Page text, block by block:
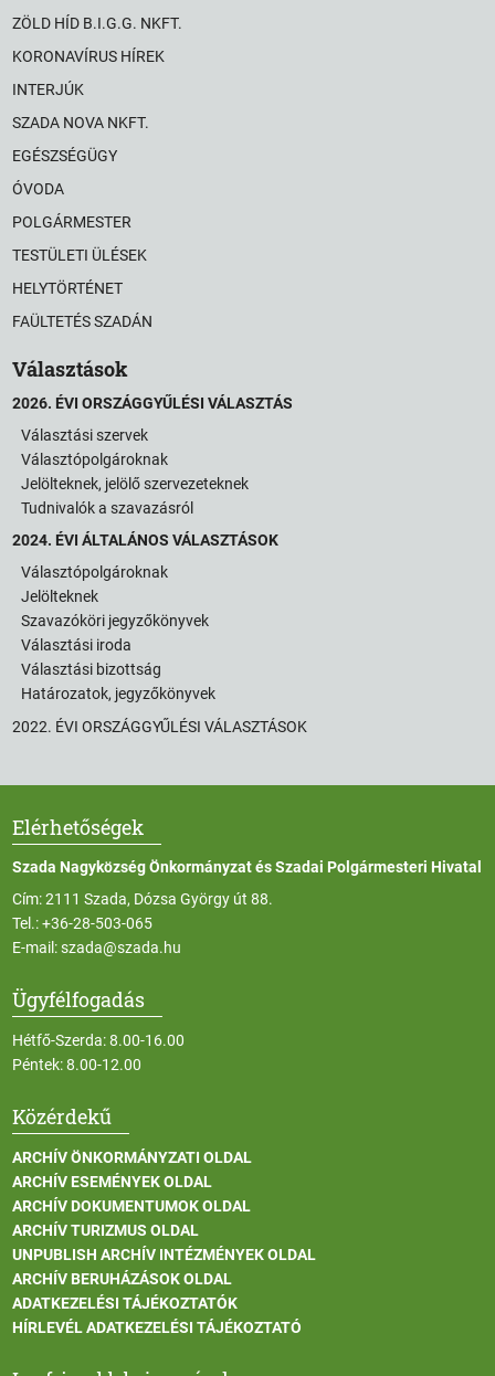
ZÖLD HÍD B.I.G.G. NKFT.
KORONAVÍRUS HÍREK
INTERJÚK
SZADA NOVA NKFT.
EGÉSZSÉGÜGY
ÓVODA
POLGÁRMESTER
TESTÜLETI ÜLÉSEK
HELYTÖRTÉNET
FAÜLTETÉS SZADÁN
Választások
2026. ÉVI ORSZÁGGYŰLÉSI VÁLASZTÁS
Választási szervek
Választópolgároknak
Jelölteknek, jelölő szervezeteknek
Tudnivalók a szavazásról
2024. ÉVI ÁLTALÁNOS VÁLASZTÁSOK
Választópolgároknak
Jelölteknek
Szavazóköri jegyzőkönyvek
Választási iroda
Választási bizottság
Határozatok, jegyzőkönyvek
2022. ÉVI ORSZÁGGYŰLÉSI VÁLASZTÁSOK
Elérhetőségek
Szada Nagyközség Önkormányzat és Szadai Polgármesteri Hivatal
Cím: 2111 Szada, Dózsa György út 88.
Tel.:+36-28-503-065
E-mail:szada@szada.hu
Ügyfélfogadás
Hétfő-Szerda: 8.00-16.00
Péntek: 8.00-12.00
Közérdekű
ARCHÍV ÖNKORMÁNYZATI OLDAL
ARCHÍV ESEMÉNYEK OLDAL
ARCHÍV DOKUMENTUMOK OLDAL
ARCHÍV TURIZMUS OLDAL
UNPUBLISH ARCHÍV INTÉZMÉNYEK OLDAL
ARCHÍV BERUHÁZÁSOK OLDAL
ADATKEZELÉSI TÁJÉKOZTATÓK
HÍRLEVÉL ADATKEZELÉSI TÁJÉKOZTATÓ